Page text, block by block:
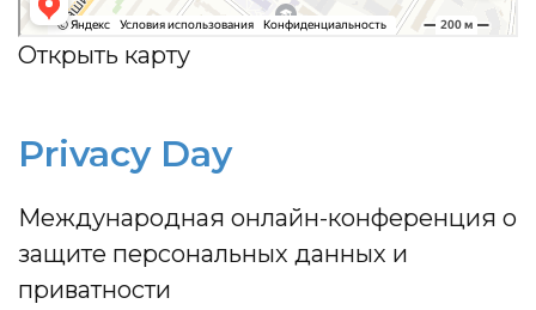
Открыть карту
Privacy Day
Международная онлайн-конференция о
защите персональных данных и
приватности